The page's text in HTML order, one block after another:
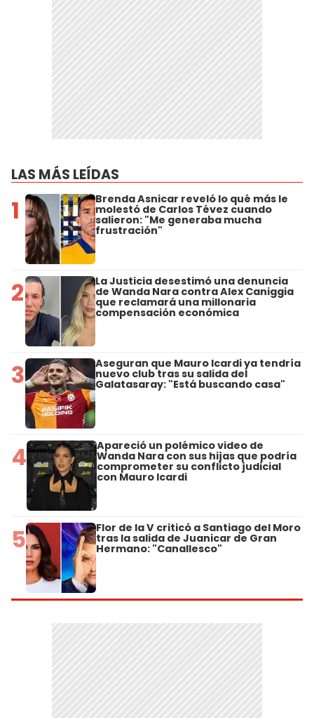
LAS MÁS LEÍDAS
1 Brenda Asnicar reveló lo qué más le
molestó de Carlos Tévez cuando
salieron: "Me generaba mucha
frustración"
2 La Justicia desestimó una denuncia
de Wanda Nara contra Alex Caniggia
que reclamará una millonaria
compensación económica
3 Aseguran que Mauro Icardi ya tendría
nuevo club tras su salida del
Galatasaray: "Está buscando casa"
4 Apareció un polémico video de
Wanda Nara con sus hijas que podría
comprometer su conflicto judicial
con Mauro Icardi
5 Flor de la V criticó a Santiago del Moro
tras la salida de Juanicar de Gran
Hermano: "Canallesco"